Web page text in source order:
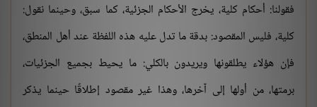
فقولنا: أحكام كلية، يخرج الأحكام الجزئية، كما سبق، وحينما نقول:
كلية، فليس المقصود: بدقة ما تدل عليه هذه اللفظة عند أهل المنطق،
فإن هؤلاء يطلقونها ويريدون بالكلي: ما يحيط بجميع الجزئيات،
برمتها، من أولها إلى آخرها، وهذا غير مقصود إطلاقًا حينما يذكر